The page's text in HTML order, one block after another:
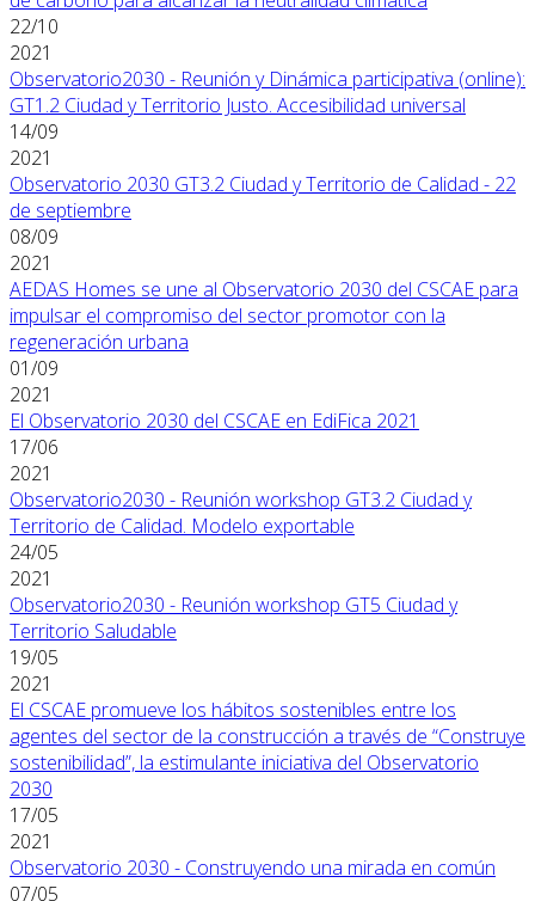
22/10
2021
Observatorio2030 - Reunión y Dinámica participativa (online):
GT1.2 Ciudad y Territorio Justo. Accesibilidad universal
14/09
2021
Observatorio 2030 GT3.2 Ciudad y Territorio de Calidad - 22
de septiembre
08/09
2021
AEDAS Homes se une al Observatorio 2030 del CSCAE para
impulsar el compromiso del sector promotor con la
regeneración urbana
01/09
2021
El Observatorio 2030 del CSCAE en EdiFica 2021
17/06
2021
Observatorio2030 - Reunión workshop GT3.2 Ciudad y
Territorio de Calidad. Modelo exportable
24/05
2021
Observatorio2030 - Reunión workshop GT5 Ciudad y
Territorio Saludable
19/05
2021
El CSCAE promueve los hábitos sostenibles entre los
agentes del sector de la construcción a través de “Construye
sostenibilidad”, la estimulante iniciativa del Observatorio
2030
17/05
2021
Observatorio 2030 - Construyendo una mirada en común
07/05